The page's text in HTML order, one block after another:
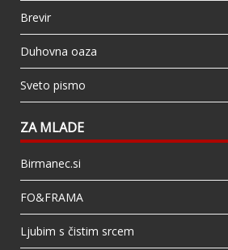
Brevir
Duhovna oaza
Sveto pismo
ZA MLADE
Birmanec.si
FO&FRAMA
Ljubim s čistim srcem